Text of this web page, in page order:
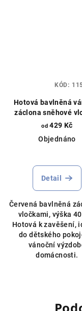
Hotová bavlněná
záclona sněhové
výška 40cm
vločky, na
od 429 Kč
Objednáno
Detail
Červená bavlněná
vločkami, výška
Hotová k zavěšení,
do dětského
vánoční
domácnosti.
KÓD: